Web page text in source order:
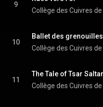
9
10
Ballet des grenouilles
11